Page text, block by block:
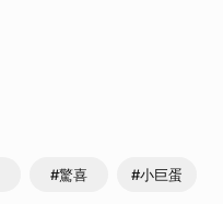
#驚喜 #小巨蛋